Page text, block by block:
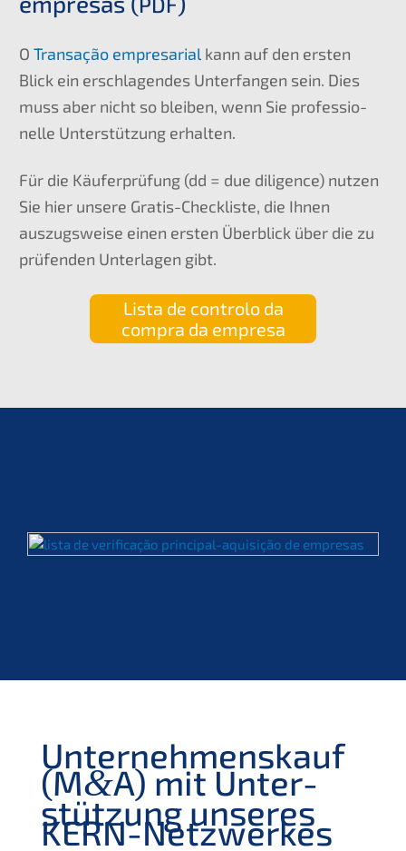
O Transa­ção empre­sa­ri­al kann auf den ersten
Blick ein erschla­gen­des Unter­fan­gen sein. Dies
muss aber nicht so bleiben, wenn Sie profes­sio­
nel­le Unter­stüt­zung erhalten.
Für die Käufer­prü­fung (dd = due diligence) nutzen
Sie hier unsere Gratis-Check­lis­te, die Ihnen
auszugs­wei­se einen ersten Überblick über die zu
prüfen­den Unter­la­gen gibt.
Lista de contro­lo da
compra da empresa
Unter­nehmens­kauf
(M&A) mit Unter­
stüt­zung unseres
KERN-Netzwerkes